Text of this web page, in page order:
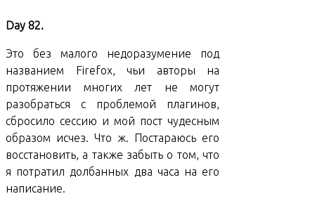
Day 82.
Это без малого недоразумение под
названием Firefox, чьи авторы на
протяжении многих лет не могут
разобраться с проблемой плагинов,
сбросило сессию и мой пост чудесным
образом исчез. Что ж. Постараюсь его
восстановить, а также забыть о том, что
я потратил долбанных два часа на его
написание.